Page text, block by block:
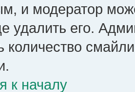
и модератор
удалить его.
количество
к началу